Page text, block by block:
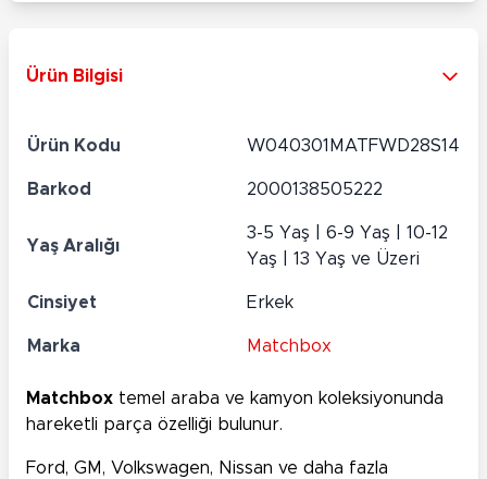
Ürün Bilgisi
Ürün Kodu W040301MATFWD28S14
Barkod 2000138505222
Yaş Aralığı
3-5 Yaş | 6-9 Yaş | 10-12
Yaş | 13 Yaş ve Üzeri
Cinsiyet Erkek
Marka Matchbox
Matchbox temel araba ve kamyon koleksiyonunda
hareketli parça özelliği bulunur.
Ford, GM, Volkswagen, Nissan ve daha fazla